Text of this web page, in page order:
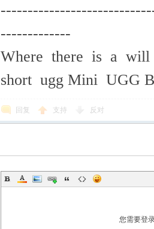
-------------
Where there is a
short ugg Mini UGG
回复 支持 反对
您需要登